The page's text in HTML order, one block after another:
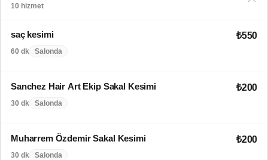
10 hizmet
saç kesimi
60 dk Salonda
₺550
Sanchez Hair Art Ekip Sakal Kesimi
30 dk Salonda
₺200
Muharrem Özdemir Sakal Kesimi
30 dk Salonda
₺200